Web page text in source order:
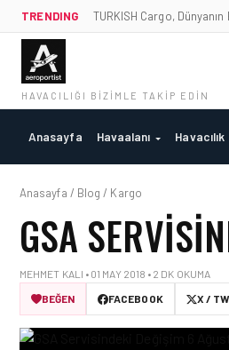
TRENDING TURKISH Cargo, Dünyanın
HAVACILIĞI BIZIMLE TAKIP EDIN
Anasayfa Havaalanı Havacılık
Anasayfa / Blog / Kargo
GSA
MEHMET KALI • 01 MAY 2018 • 2 DK OKUMA
BEĞEN
FACEBOOK X /